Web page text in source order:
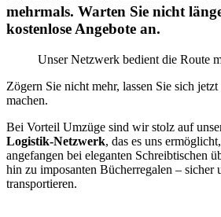
mehrmals. Warten Sie nicht
kostenlose Angebote an.
Unser Netzwerk bedient die Route
Zögern Sie nicht mehr, lassen Sie sich
machen.
Bei Vorteil Umzüge sind wir stolz auf
Logistik-Netzwerk, das es uns
angefangen bei eleganten Schreibtischen
hin zu imposanten Bücherregalen – sicher
transportieren.